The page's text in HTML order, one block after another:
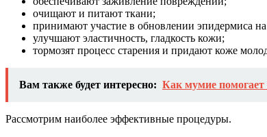
очищают и питают ткани;
принимают участие в обновлении эпидермиса
улучшают эластичность, гладкость кожи;
тормозят процесс старения и придают коже
Вам также будет интересно: Как мумие помогает
Рассмотрим наиболее эффективные процедуры.